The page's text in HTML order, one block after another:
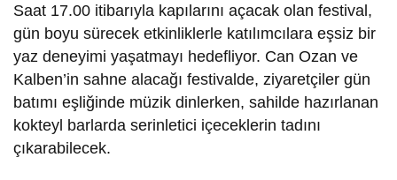
Saat 17.00 itibarıyla kapılarını açacak olan festival,
gün boyu sürecek etkinliklerle katılımcılara eşsiz bir
yaz deneyimi yaşatmayı hedefliyor. Can Ozan ve
Kalben’in sahne alacağı festivalde, ziyaretçiler gün
batımı eşliğinde müzik dinlerken, sahilde hazırlanan
kokteyl barlarda serinletici içeceklerin tadını
çıkarabilecek.